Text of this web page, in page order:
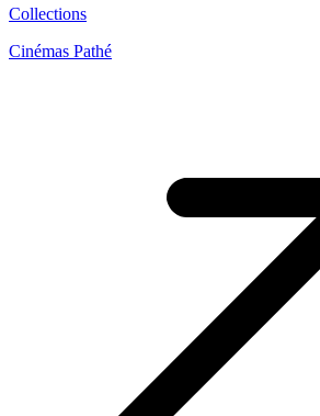
Collections
Cinémas Pathé